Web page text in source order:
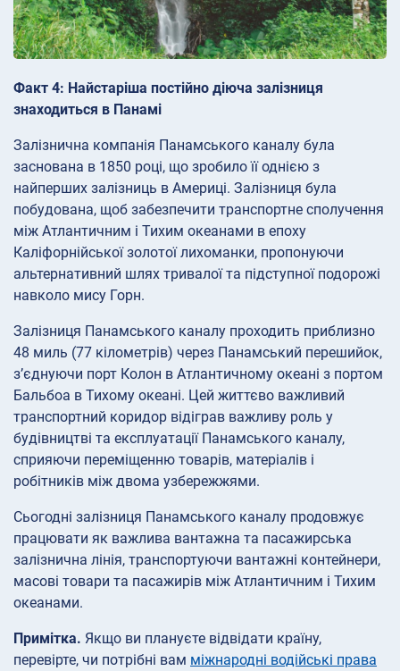
Факт 4: Найстаріша постійно діюча залізниця
знаходиться в Панамі
Залізнична компанія Панамського каналу була
заснована в 1850 році, що зробило її однією з
найперших залізниць в Америці. Залізниця була
побудована, щоб забезпечити транспортне сполучення
між Атлантичним і Тихим океанами в епоху
Каліфорнійської золотої лихоманки, пропонуючи
альтернативний шлях тривалої та підступної подорожі
навколо мису Горн.
Залізниця Панамського каналу проходить приблизно
48 миль (77 кілометрів) через Панамський перешийок,
з’єднуючи порт Колон в Атлантичному океані з портом
Бальбоа в Тихому океані. Цей життєво важливий
транспортний коридор відіграв важливу роль у
будівництві та експлуатації Панамського каналу,
сприяючи переміщенню товарів, матеріалів і
робітників між двома узбережжями.
Сьогодні залізниця Панамського каналу продовжує
працювати як важлива вантажна та пасажирська
залізнична лінія, транспортуючи вантажні контейнери,
масові товари та пасажирів між Атлантичним і Тихим
океанами.
Примітка. Якщо ви плануєте відвідати країну,
перевірте, чи потрібні вам міжнародні водійські права